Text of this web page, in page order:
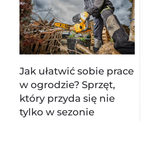
Jak ułatwić sobie prace
w ogrodzie? Sprzęt,
który przyda się nie
tylko w sezonie